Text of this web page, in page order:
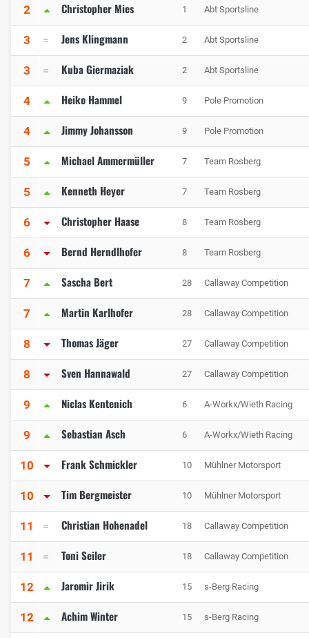
2 Christopher Mies 1 Abt Sportsline
3 Jens Klingmann 2 Abt Sportsline
3 Kuba Giermaziak 2 Abt Sportsline
4 Heiko Hammel 9 Pole Promotion
4 Jimmy Johansson 9 Pole Promotion
5 Michael Ammermüller 7 Team Rosberg
5 Kenneth Heyer 7 Team Rosberg
6 Christopher Haase 8 Team Rosberg
6 Bernd Herndlhofer 8 Team Rosberg
7 Sascha Bert 28 Callaway Competition
7 Martin Karlhofer 28 Callaway Competition
8 Thomas Jäger 27 Callaway Competition
8 Sven Hannawald 27 Callaway Competition
9 Niclas Kentenich 6 A-Workx/Wieth Racing
9 Sebastian Asch 6 A-Workx/Wieth Racing
10 Frank Schmickler 10 Mühlner Motorsport
10 Tim Bergmeister 10 Mühlner Motorsport
11 Christian Hohenadel 18 Callaway Competition
11 Toni Seiler 18 Callaway Competition
12 Jaromir Jirik 15 s-Berg Racing
12 Achim Winter 15 s-Berg Racing